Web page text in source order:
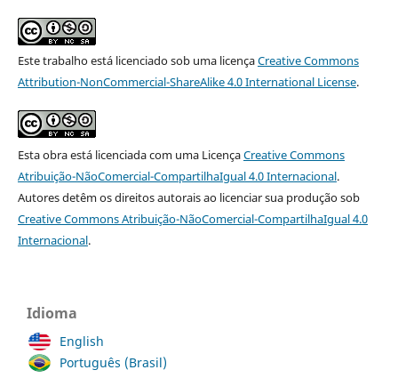
Este trabalho está licenciado sob uma licençaCreative Commons
Attribution-NonCommercial-ShareAlike 4.0 International License.
Esta obra está licenciada com uma LicençaCreative Commons
Atribuição-NãoComercial-CompartilhaIgual 4.0 Internacional.
Autores detêm os direitos autorais ao licenciar sua produção sob
Creative Commons Atribuição-NãoComercial-CompartilhaIgual 4.0
Internacional.
Idioma
English
Português (Brasil)